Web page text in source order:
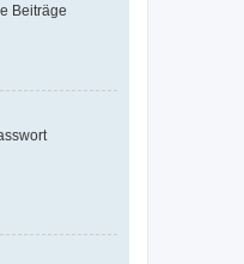
Beiträge